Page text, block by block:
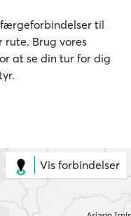
til
rute. Brug vores
at se din tur for dig
Vis forbindelser